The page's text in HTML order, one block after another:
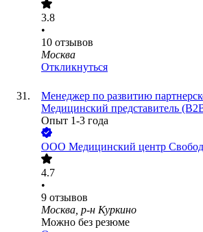
3.8
•
10 отзывов
Москва
Откликнуться
Менеджер по развитию
Медицинский представитель
Опыт 1-3 года
ООО Медицинский центр
4.7
•
9 отзывов
Москва, р-н Куркино
Можно без резюме